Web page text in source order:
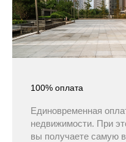
100% оплата
Единовременная
недвижимости. При
вы получаете самую